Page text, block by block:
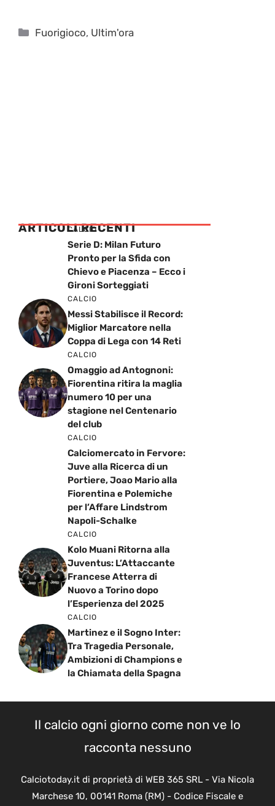
Categorie
Fuorigioco, Ultim'ora
ARTICOLI RECENTI
CALCIO
Serie D: Milan Futuro
Pronto per la Sfida con
Chievo e Piacenza – Ecco i
Gironi Sorteggiati
CALCIO
Messi Stabilisce il Record:
Miglior Marcatore nella
Coppa di Lega con 14 Reti
CALCIO
Omaggio ad Antognoni:
Fiorentina ritira la maglia
numero 10 per una
stagione nel Centenario
del club
CALCIO
Calciomercato in Fervore:
Juve alla Ricerca di un
Portiere, Joao Mario alla
Fiorentina e Polemiche
per l’Affare Lindstrom
Napoli-Schalke
CALCIO
Kolo Muani Ritorna alla
Juventus: L’Attaccante
Francese Atterra di
Nuovo a Torino dopo
l’Esperienza del 2025
CALCIO
Martinez e il Sogno Inter:
Tra Tragedia Personale,
Ambizioni di Champions e
la Chiamata della Spagna
Il calcio ogni giorno come non ve lo
racconta nessuno
Calciotoday.it di proprietà di WEB 365 SRL - Via Nicola
Marchese 10, 00141 Roma (RM) - Codice Fiscale e